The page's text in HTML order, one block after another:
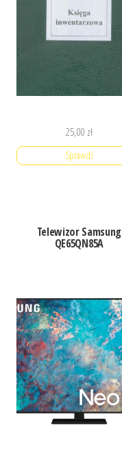
25,00 zł
Sprawdź
Telewizor Samsung
QE65QN85A